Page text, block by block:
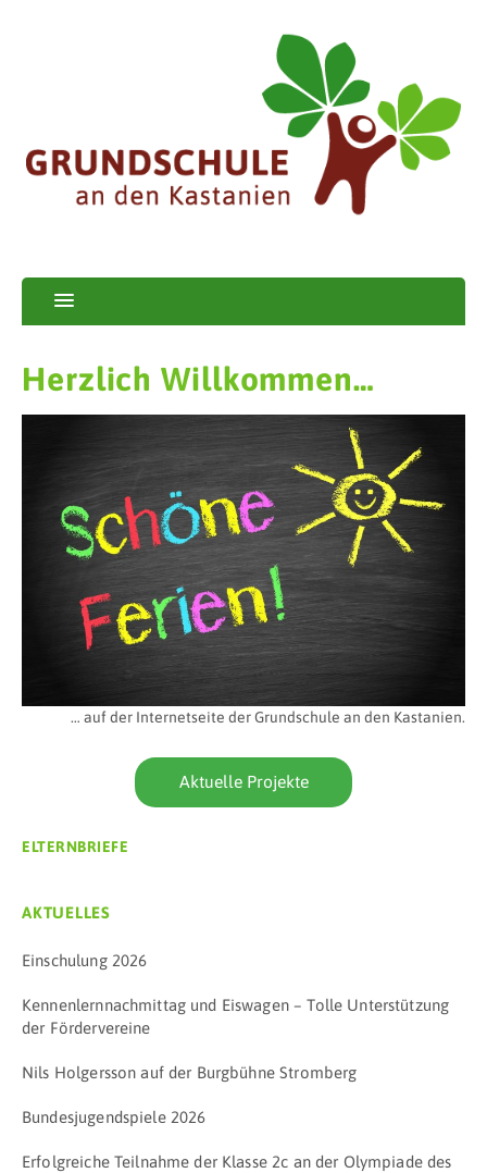
Herzlich Willkommen…
… auf der Internetseite der Grundschule an den Kastanien.
Aktuelle Projekte
ELTERNBRIEFE
AKTUELLES
Einschulung 2026
Kennenlernnachmittag und Eiswagen – Tolle Unterstützung
der Fördervereine
Nils Holgersson auf der Burgbühne Stromberg
Bundesjugendspiele 2026
Erfolgreiche Teilnahme der Klasse 2c an der Olympiade des